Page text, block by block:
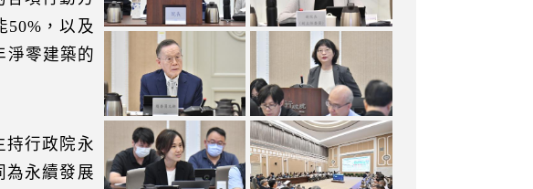
50%，以及
淨零建築的
持行政院永
為永續發展